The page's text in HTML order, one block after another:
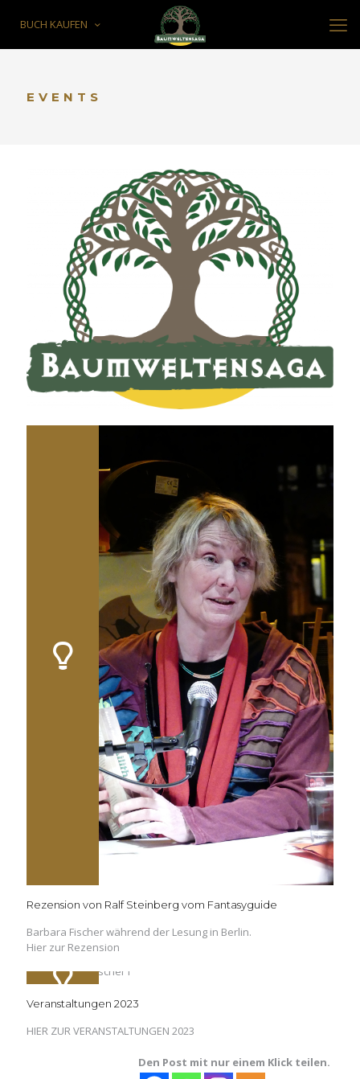
BUCH KAUFEN
EVENTS
Rezension von Ralf Steinberg vom Fantasyguide
Barbara Fischer während der Lesung in Berlin.
Hier zur Rezension
Veranstaltungen 2023
HIER ZUR VERANSTALTUNGEN 2023
Den Post mit nur einem Klick teilen.